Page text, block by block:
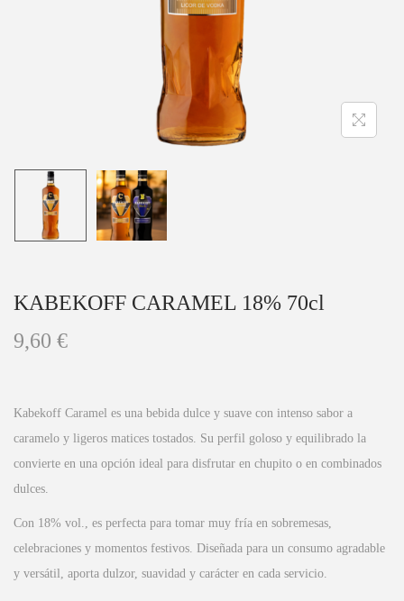
a
i
KABEKOFF CARAMEL 18% 70cl
9,60 €
Kabekoff Caramel es una bebida dulce y suave con intenso sabor a
caramelo y ligeros matices tostados. Su perfil goloso y equilibrado la
convierte en una opción ideal para disfrutar en chupito o en combinados
dulces.
Con 18% vol., es perfecta para tomar muy fría en sobremesas,
celebraciones y momentos festivos. Diseñada para un consumo agradable
y versátil, aporta dulzor, suavidad y carácter en cada servicio.